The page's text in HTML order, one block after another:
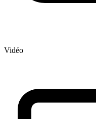
Vidéo